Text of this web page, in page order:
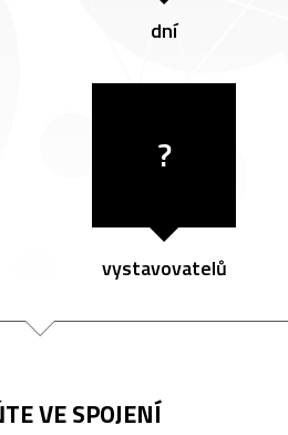
dní
?
vystavovatelů
VE SPOJENÍ